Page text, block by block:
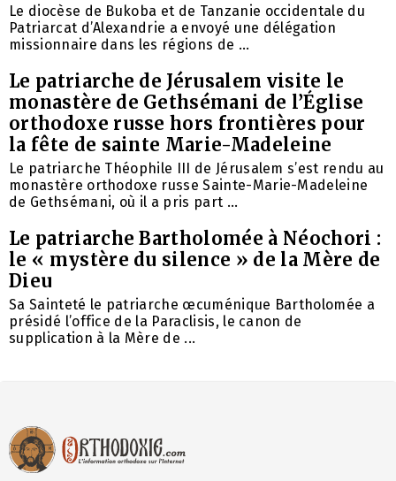
Le diocèse de Bukoba et de Tanzanie occidentale du
Patriarcat d’Alexandrie a envoyé une délégation
missionnaire dans les régions de ...
Le patriarche de Jérusalem visite le
monastère de Gethsémani de l’Église
orthodoxe russe hors frontières pour
la fête de sainte Marie-Madeleine
Le patriarche Théophile III de Jérusalem s’est rendu au
monastère orthodoxe russe Sainte-Marie-Madeleine
de Gethsémani, où il a pris part ...
Le patriarche Bartholomée à Néochori :
le « mystère du silence » de la Mère de
Dieu
Sa Sainteté le patriarche œcuménique Bartholomée a
présidé l’office de la Paraclisis, le canon de
supplication à la Mère de ...